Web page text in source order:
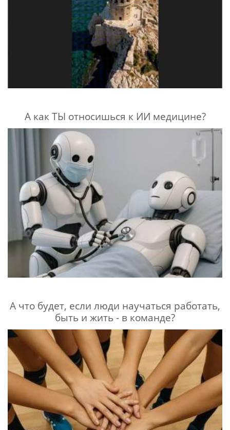
А как ТЫ относишься к ИИ медицине?
А что будет, если люди научаться работать,
быть и жить - в команде?